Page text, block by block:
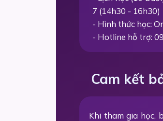
7 (14h30 - 16h30)
- Hình thức học:
- Hotline hỗ trợ:
Khi tham gia học,
Cam kết